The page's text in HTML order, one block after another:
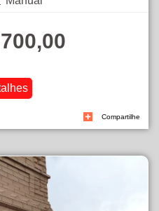
Compartilhe